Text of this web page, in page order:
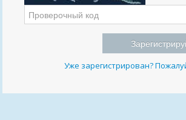
Уже зарегистрирован?